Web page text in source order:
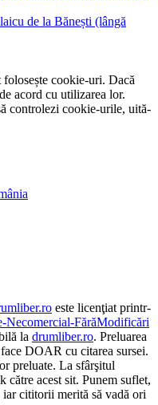
de la Bănești (lângă
cookie-uri. Dacă
acord cu utilizarea lor.
controlezi cookie-urile, uită-
este licenţiat printr-
Necomercial-FărăModificări
la drumliber.ro. Preluarea
DOAR cu citarea sursei.
preluate. La sfârşitul
către acest sit. Punem suflet,
cititorii merită să vadă ori